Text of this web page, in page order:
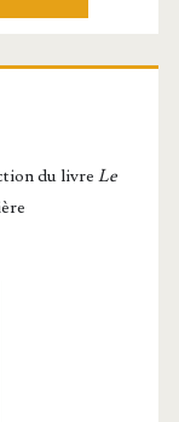
du livre Le